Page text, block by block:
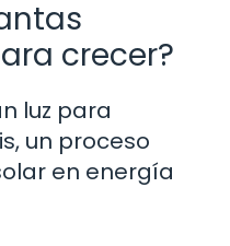
crecer?
luz para
un proceso
en energía